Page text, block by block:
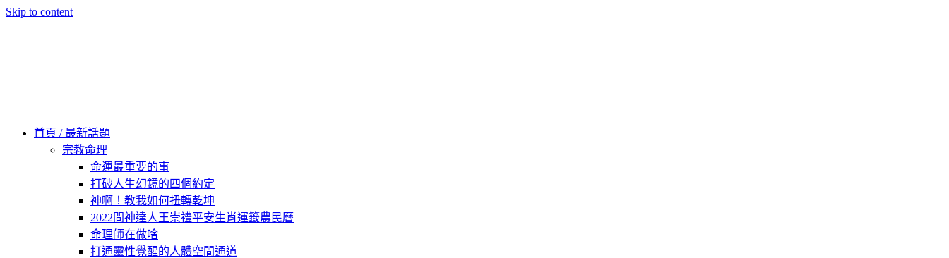
Skip to content
首頁 / 最新話題
宗教命理
命運最重要的事
打破人生幻鏡的四個約定
神啊！教我如何扭轉乾坤
2022問神達人王崇禮平安生肖運籤農民曆
命理師在做啥
打通靈性覺醒的人體空間通道